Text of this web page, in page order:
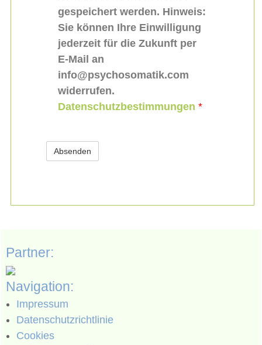
gespeichert werden. Hinweis:
Sie können Ihre Einwilligung
jederzeit für die Zukunft per
E-Mail an
info@psychosomatik.com
widerrufen.
Datenschutzbestimmungen *
Partner:
Navigation:
Impressum
Datenschutzrichtlinie
Cookies